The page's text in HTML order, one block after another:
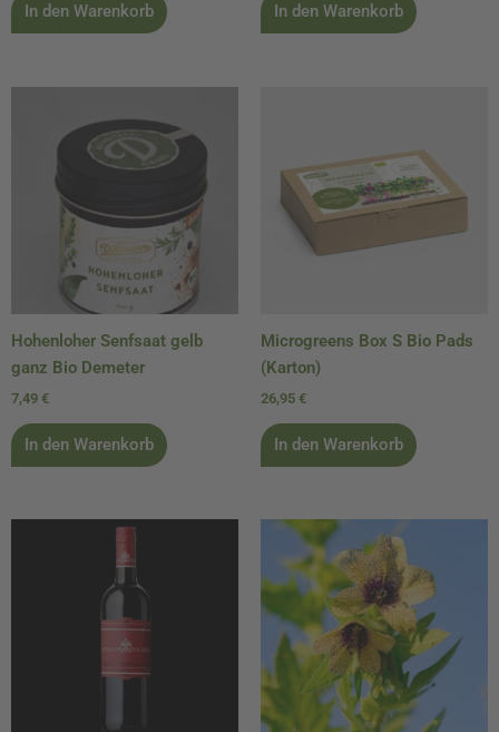
In den Warenkorb In den Warenkorb
Hohenloher Senfsaat gelb
ganz Bio Demeter
7,49 €
In den Warenkorb
Microgreens Box S Bio Pads
(Karton)
26,95 €
In den Warenkorb